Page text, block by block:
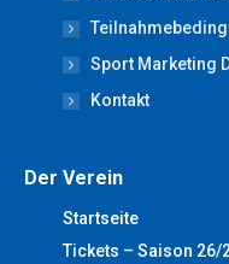
windowwindowwindowwindow
Sport Marketing
Kontakt
Der Verein
Startseite
Tickets – Saison 26/